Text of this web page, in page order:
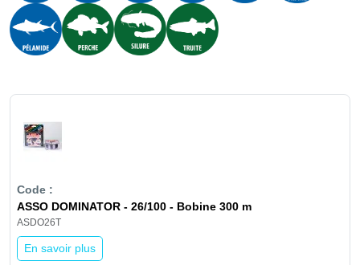
ASSO DOMINATOR - 26/100 - Bobine 300 m
ASDO26T
En savoir plus